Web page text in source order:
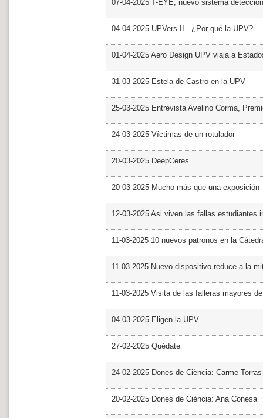
07-04-2025 T-EYE, nuevo sistema
04-04-2025 UPVers II - ¿Por qué la UPV?
01-04-2025 Aero Design UPV viaja a
31-03-2025 Estela de Castro en la UPV
25-03-2025 Entrevista Avelino Corma,
24-03-2025 Víctimas de un rotulador
20-03-2025 DeepCeres
20-03-2025 Mucho más que una exposición
12-03-2025 Asi viven las fallas estudiantes
11-03-2025 10 nuevos patronos en la
11-03-2025 Nuevo dispositivo reduce a la
11-03-2025 Visita de las falleras mayores
04-03-2025 Eligen la UPV
27-02-2025 Quédate
24-02-2025 Dones de Ciència: Carme Torras
20-02-2025 Dones de Ciència: Ana Conesa